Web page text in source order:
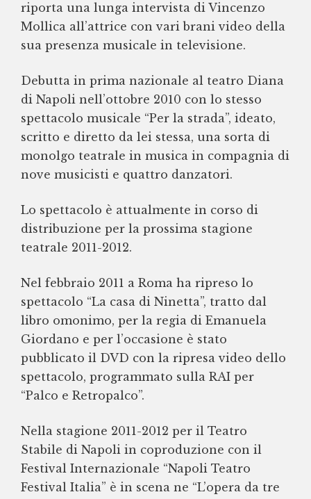
riporta una lunga intervista di Vincenzo
Mollica all’attrice con vari brani video della
sua presenza musicale in televisione.
Debutta in prima nazionale al teatro Diana
di Napoli nell’ottobre 2010 con lo stesso
spettacolo musicale “Per la strada”, ideato,
scritto e diretto da lei stessa, una sorta di
monolgo teatrale in musica in compagnia di
nove musicisti e quattro danzatori.
Lo spettacolo è attualmente in corso di
distribuzione per la prossima stagione
teatrale 2011-2012.
Nel febbraio 2011 a Roma ha ripreso lo
spettacolo “La casa di Ninetta”, tratto dal
libro omonimo, per la regia di Emanuela
Giordano e per l’occasione è stato
pubblicato il DVD con la ripresa video dello
spettacolo, programmato sulla RAI per
“Palco e Retropalco”.
Nella stagione 2011-2012 per il Teatro
Stabile di Napoli in coproduzione con il
Festival Internazionale “Napoli Teatro
Festival Italia” è in scena ne “L’opera da tre